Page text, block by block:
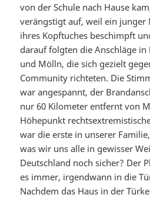
von der Schule nach Hause
verängstigt auf, weil ein junger
ihres Kopftuches beschimpft
darauf folgten die Anschläge in
und Mölln, die sich gezielt
Community richteten. Die
war angespannt, der
nur 60 Kilometer entfernt von
Höhepunkt
war die erste in unserer
was wir uns alle in gewisser
Deutschland noch sicher? Der
es immer, irgendwann in die
Nachdem das Haus in der